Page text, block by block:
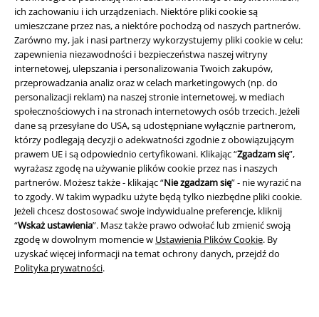
ich zachowaniu i ich urządzeniach. Niektóre pliki cookie są
umieszczane przez nas, a niektóre pochodzą od naszych partnerów.
Zarówno my, jak i nasi partnerzy wykorzystujemy pliki cookie w celu:
zapewnienia niezawodności i bezpieczeństwa naszej witryny
internetowej, ulepszania i personalizowania Twoich zakupów,
przeprowadzania analiz oraz w celach marketingowych (np. do
personalizacji reklam) na naszej stronie internetowej, w mediach
społecznościowych i na stronach internetowych osób trzecich. Jeżeli
dane są przesyłane do USA, są udostępniane wyłącznie partnerom,
którzy podlegają decyzji o adekwatności zgodnie z obowiązującym
prawem UE i są odpowiednio certyfikowani. Klikając “Zgadzam się”,
wyrażasz zgodę na używanie plików cookie przez nas i naszych
partnerów. Możesz także - klikając “Nie zgadzam się” - nie wyrazić na
to zgody. W takim wypadku użyte będą tylko niezbędne pliki cookie.
Jeżeli chcesz dostosować swoje indywidualne preferencje, kliknij
“Wskaż ustawienia”. Masz także prawo odwołać lub zmienić swoją
zgodę w dowolnym momencie w Ustawienia Plików Cookie. By
uzyskać więcej informacji na temat ochrony danych, przejdź do
Polityka prywatności.
Informacje prawne
Regulamin
Dane firmy
Polityka prywatności
Unieszkodliwianie odpadów i ochrona środowiska
Deklaracja Zgodności
Informacje dotyczące dostępności